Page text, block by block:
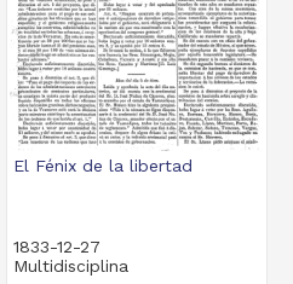
El Fénix de la libertad
1833-12-27
Multidisciplina